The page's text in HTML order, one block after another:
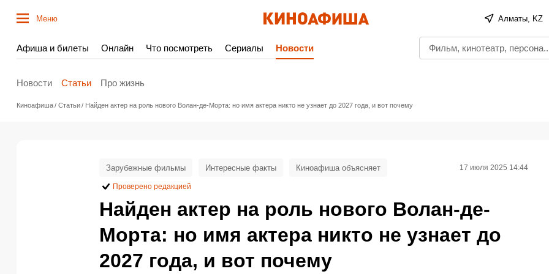
Меню Алматы, KZ
Афиша и билеты Онлайн Что посмотреть Сериалы Новости
Новости Статьи Про жизнь
Киноафиша Статьи Найден актер на роль нового Волан-де-Морта: но имя актера никто не узнает до 2027 года, и вот почему
Найден актер на роль нового Волан-де-
Морта: но имя актера никто не узнает до
2027 года, и вот почему
Зарубежные фильмы Интересные факты Киноафиша объясняет 17 июля 2025 14:44
Проверено редакцией